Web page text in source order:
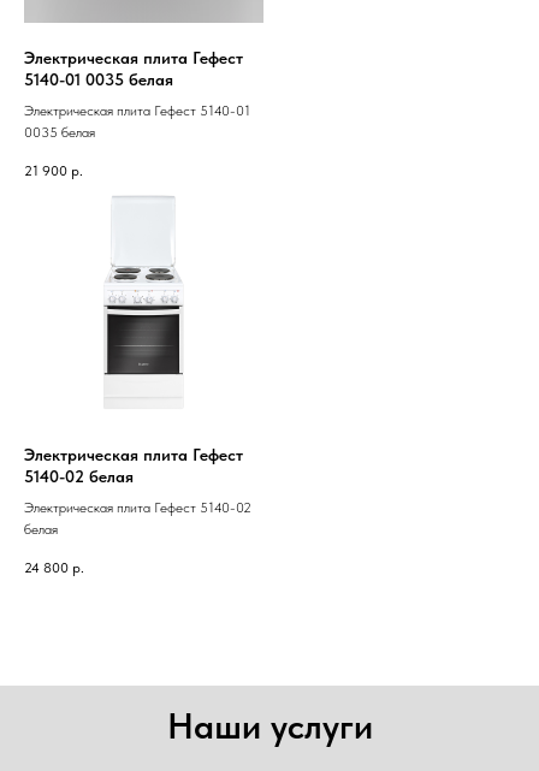
Электрическая плита Гефест
5140-01 0035 белая
Электрическая плита Гефест 5140-01
0035 белая
21 900 р.
Электрическая плита Гефест
5140-02 белая
Электрическая плита Гефест 5140-02
белая
24 800 р.
Наши услуги